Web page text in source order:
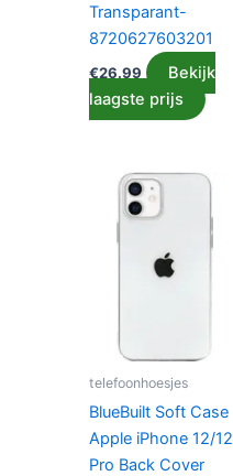
Transparant-
8720627603201
€26.99
Bekijk
laagste prijs
telefoonhoesjes
BlueBuilt Soft Case
Apple iPhone 12/12
Pro Back Cover